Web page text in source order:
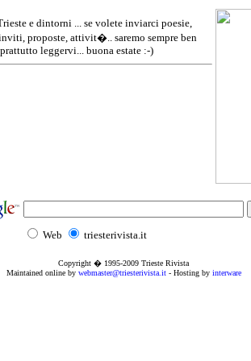
e dintorni ... se volete inviarci poesie,
proposte, attivit�.. saremo sempre ben
leggervi... buona estate :-)
Web triesterivista.it
Copyright � 1995-2009 Trieste Rivista
Maintained online by webmaster@triesterivista.it- Hosting by interware